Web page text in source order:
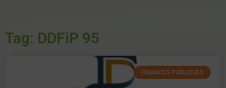
Tag: DDFiP 95
FINANCES PUBLIQUES